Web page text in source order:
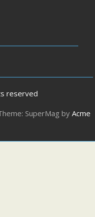
reserved
SuperMag byAcme